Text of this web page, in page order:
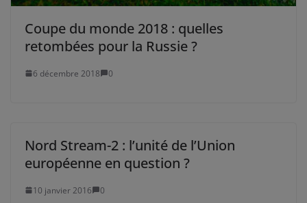
Coupe du monde 2018 : quelles
retombées pour la Russie ?
6 décembre 2018 0
Nord Stream-2 : l’unité de l’Union
européenne en question ?
10 janvier 2016 0